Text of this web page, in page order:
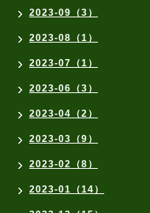
2023-09（3）
2023-08（1）
2023-07（1）
2023-06（3）
2023-04（2）
2023-03（9）
2023-02（8）
2023-01（14）